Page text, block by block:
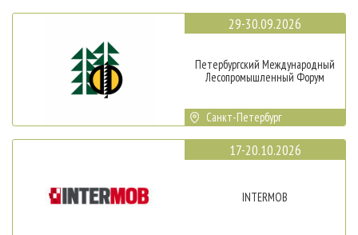
29-30.09.2026
Петербургский Международный
Лесопромышленный Форум
Санкт-Петербург
17-20.10.2026
INTERMOB